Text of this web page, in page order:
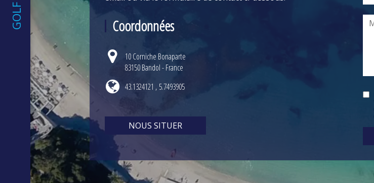
Coordonnées
10 Corniche Bonaparte
83150 Bandol - France
43.1324121 , 5.7493905
NOUS SITUER